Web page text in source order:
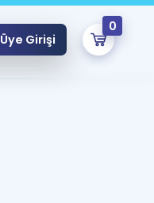
Üye Girişi
0